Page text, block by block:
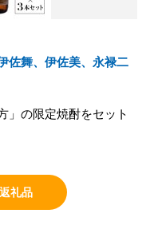
佐舞、伊佐美、永禄二
」の限定焼酎をセット
礼品